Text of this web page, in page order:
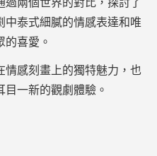
兩個世界的對比，探討了
中泰式細膩的情感表達和唯
的喜愛。
情感刻畫上的獨特魅力，也
一新的觀劇體驗。